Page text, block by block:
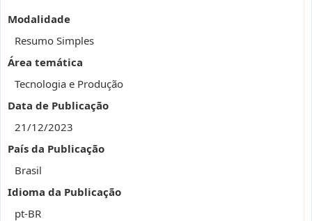
Modalidade
Resumo Simples
Área temática
Tecnologia e Produção
Data de Publicação
21/12/2023
País da Publicação
Brasil
Idioma da Publicação
pt-BR